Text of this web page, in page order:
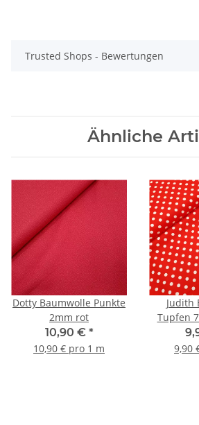
Trusted Shops - Bewertungen
Ähnliche
Dotty Baumwolle Punkte
2mm rot
10,90 € *
10,90 € pro 1 m
Judith
Tupfen
9,90